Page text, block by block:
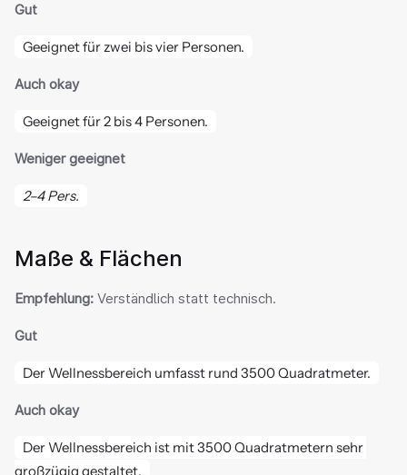
Gut
Geeignet für zwei bis vier Personen.
Auch okay
Geeignet für 2 bis 4 Personen.
Weniger geeignet
2–4 Pers.
Maße & Flächen
Empfehlung: Verständlich statt technisch.
Gut
Der Wellnessbereich umfasst rund 3500 Quadratmeter.
Auch okay
Der Wellnessbereich ist mit 3500 Quadratmetern sehr
großzügig gestaltet.